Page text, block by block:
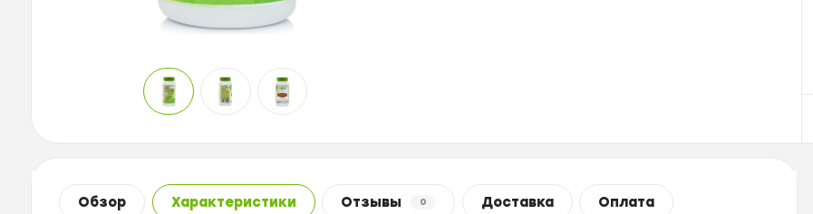
Обзор Характеристики Отзывы 0 Доставка Оплата